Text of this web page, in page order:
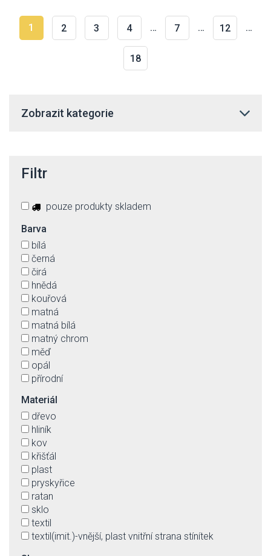
1 2 3 4 … 7 … 12 …
18
Zobrazit kategorie
Filtr
pouze produkty skladem
Barva
bílá
černá
čirá
hnědá
kouřová
matná
matná bílá
matný chrom
měď
opál
přírodní
šedá
zlatá
Materiál
dřevo
hliník
kov
křišťál
plast
pryskyřice
ratan
sklo
textil
textil(imit.)-vnější, plast vnitřní strana stínítek